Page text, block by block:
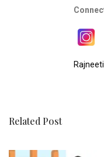
Related Post